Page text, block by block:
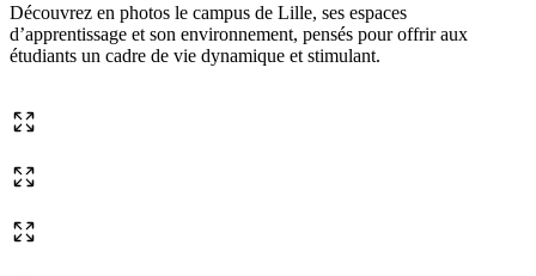
Découvrez en photos le campus de Lille, ses espaces
d’apprentissage et son environnement, pensés pour offrir aux
étudiants un cadre de vie dynamique et stimulant.